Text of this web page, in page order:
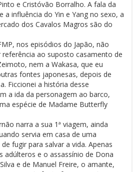
e Cristóvão Borralho. A fala da
a influência do Yin e Yang no sexo, a
dos Cavalos Magros são do
nos episódios do Japão, não
referência ao suposto casamento de
nem a Wakasa, que eu
fontes japonesas, depois de
Ficcionei a história desse
a ida da personagem ao barco,
espécie de Madame Butterfly
narra a sua 1ª viagem, ainda
servia em casa de uma
fugir para salvar a vida. Apenas
adúlteros e o assassínio de Dona
e de Manuel Freire, o amante,